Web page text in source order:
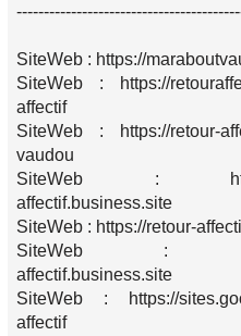
SiteWeb : https://
SiteWeb : https://
affectif
SiteWeb : https://retour-
vaudou
SiteWeb : https://
affectif.business.site
SiteWeb : https://retour-
SiteWeb : https://
affectif.business.site
SiteWeb : https://
affectif